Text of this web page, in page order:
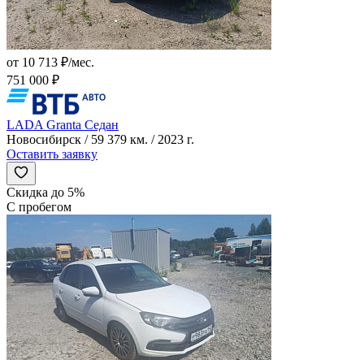
от 10 713 ₽/мес.
751 000 ₽
LADA Granta Седан
Новосибирск / 59 379 км. / 2023 г.
Оставить заявку
Скидка до 5%
С пробегом